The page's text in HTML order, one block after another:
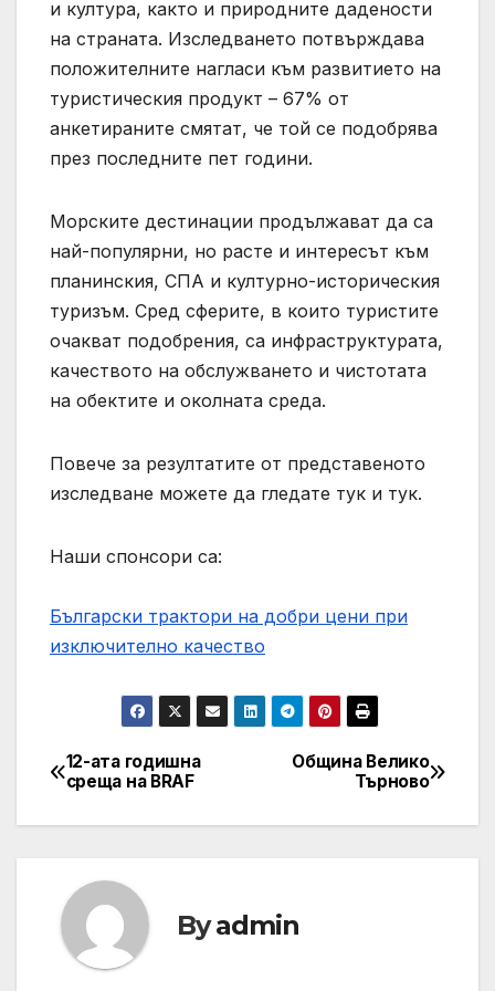
и култура, както и природните дадености
на страната. Изследването потвърждава
положителните нагласи към развитието на
туристическия продукт – 67% от
анкетираните смятат, че той се подобрява
през последните пет години.
Морските дестинации продължават да са
най-популярни, но расте и интересът към
планинския, СПА и културно-историческия
туризъм. Сред сферите, в които туристите
очакват подобрения, са инфраструктурата,
качеството на обслужването и чистотата
на обектите и околната среда.
Повече за резултатите от представеното
изследване можете да гледате тук и тук.
Наши спонсори са:
Български трактори на добри цени при
изключително качество
Навигация
Община Велико
Търново
12-ата годишна
среща на BRAF
Byadmin